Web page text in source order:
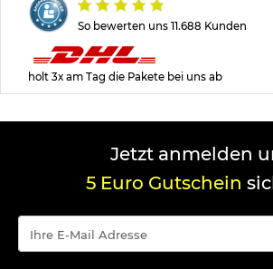
So bewerten uns 11.688 Kunden
holt 3x am Tag die Pakete bei uns ab
Jetzt anmelden
5 Euro Gutschein